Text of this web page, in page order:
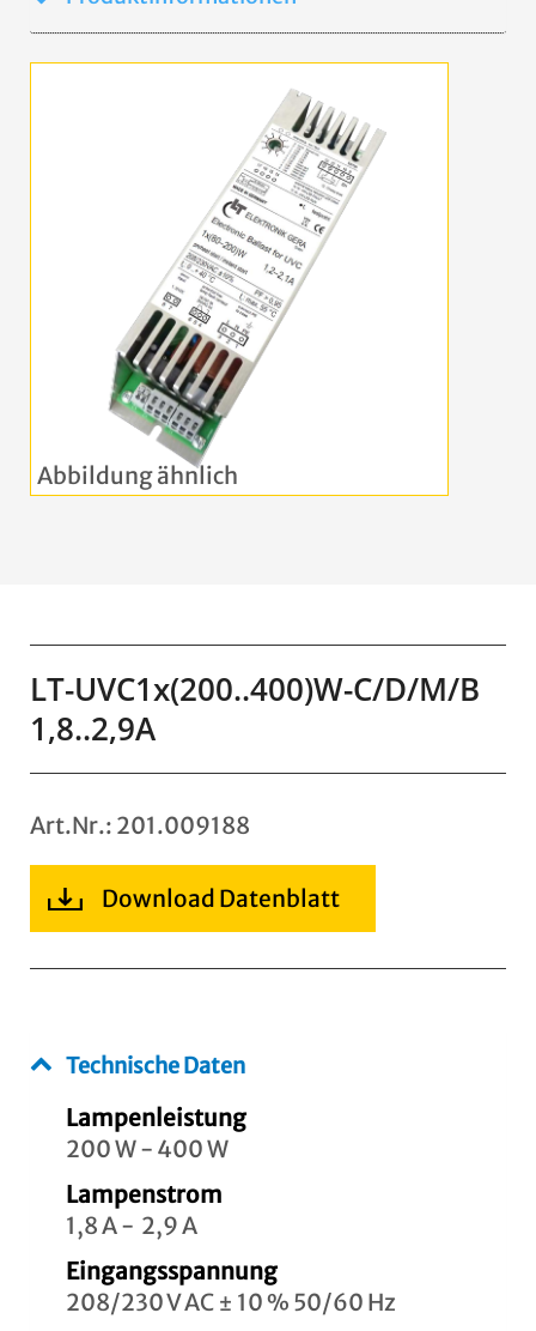
LT-UVC1x(200..400)W-C/D/M/B
1,8..2,9A
Art.Nr.: 201.009188
Download Datenblatt
Technische Daten
Lampenleistung
200 W - 400 W
Lampenstrom
1,8 A - 2,9 A
Eingangsspannung
208/230 V AC ± 10 % 50/60 Hz